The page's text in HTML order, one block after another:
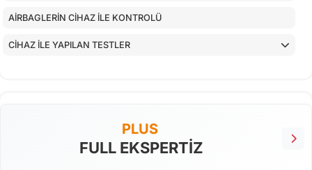
AİRBAGLERİN CİHAZ İLE KONTROLÜ
CİHAZ İLE YAPILAN TESTLER
PLUS
FULL EKSPERTİZ